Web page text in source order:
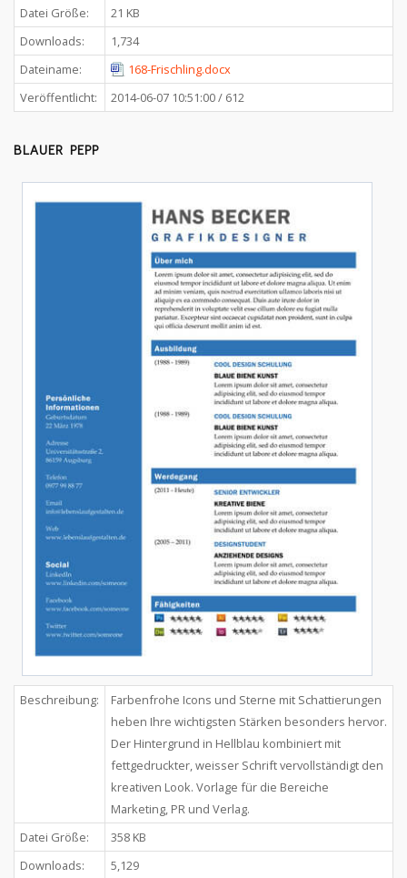
Datei Größe:
21 KB
Downloads:
1,734
Dateiname:
168-Frischling.docx
Veröffentlicht:
2014-06-07 10:51:00 / 612
BLAUER PEPP
Beschreibung:
Farbenfrohe Icons und Sterne mit Schattierungen
heben Ihre wichtigsten Stärken besonders hervor.
Der Hintergrund in Hellblau kombiniert mit
fettgedruckter, weisser Schrift vervollständigt den
kreativen Look. Vorlage für die Bereiche
Marketing, PR und Verlag.
Datei Größe:
358 KB
Downloads:
5,129